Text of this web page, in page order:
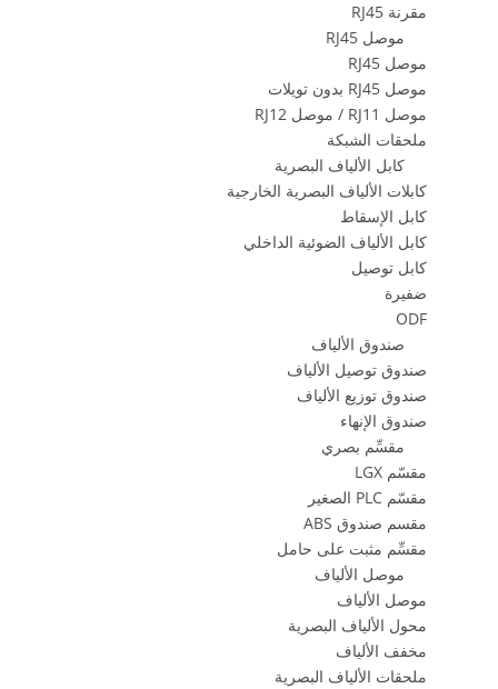
مقرنة RJ45
موصل RJ45
موصل RJ45
موصل RJ45 بدون تويلات
موصل RJ11 / موصل RJ12
ملحقات الشبكة
كابل الألياف البصرية
كابلات الألياف البصرية الخارجية
كابل الإسقاط
كابل الألياف الضوئية الداخلي
كابل توصيل
ضفيرة
ODF
صندوق الألياف
صندوق توصيل الألياف
صندوق توزيع الألياف
صندوق الإنهاء
مقسِّم بصري
مقسّم LGX
مقسّم PLC الصغير
مقسم صندوق ABS
مقسِّم مثبت على حامل
موصل الألياف
موصل الألياف
محول الألياف البصرية
مخفف الألياف
ملحقات الألياف البصرية